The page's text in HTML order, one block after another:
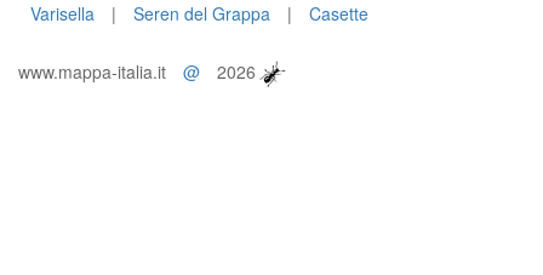
Varisella
| Seren del Grappa | Casette
www.mappa-italia.it @ 2026